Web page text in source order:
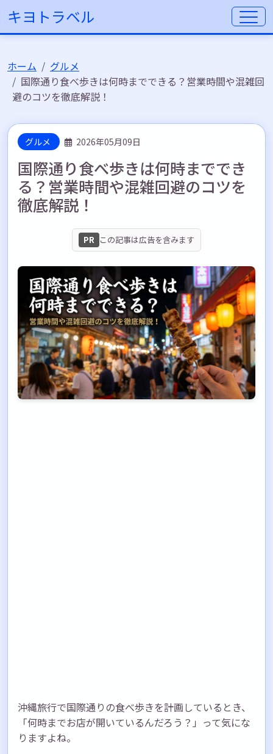
キヨトラベル
ホーム
グルメ
国際通り食べ歩きは何時までできる？営業時間や混雑回
避のコツを徹底解説！
グルメ 2026年05月09日
国際通り食べ歩きは何時まででき
る？営業時間や混雑回避のコツを
徹底解説！
PR この記事は広告を含みます
沖縄旅行で国際通りの食べ歩きを計画しているとき、
「何時までお店が開いているんだろう？」って気にな
りますよね。